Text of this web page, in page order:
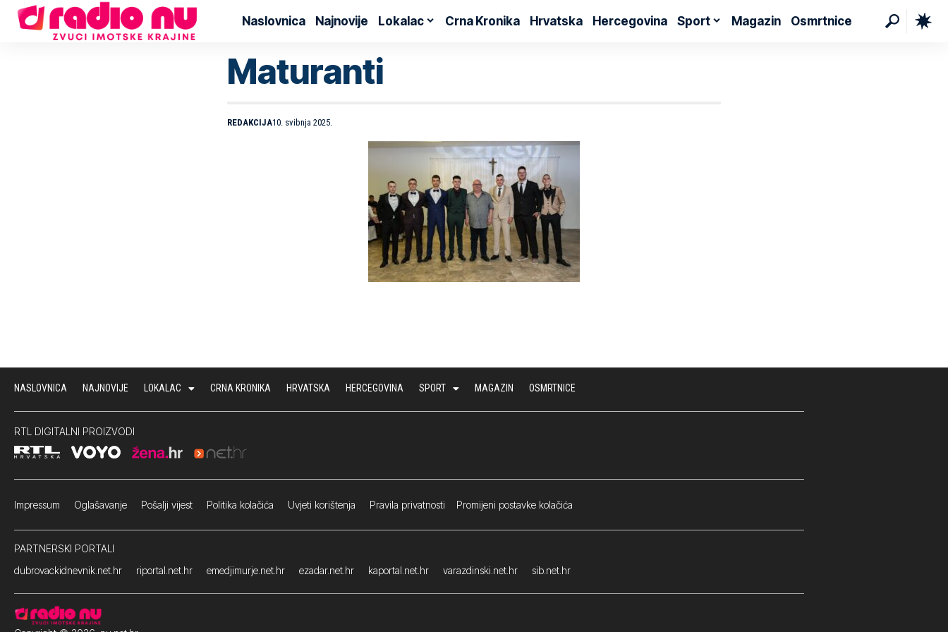
Naslovnica Najnovije Lokalac Crna Kronika Hrvatska Hercegovina Sport Magazin Osmrtnice
Maturanti
REDAKCIJA10. svibnja 2025.
NASLOVNICA NAJNOVIJE LOKALAC CRNA KRONIKA HRVATSKA HERCEGOVINA SPORT MAGAZIN OSMRTNICE
RTL DIGITALNI PROIZVODI
Impressum Oglašavanje Pošalji vijest Politika kolačića Uvjeti korištenja Pravila privatnosti Promijeni postavke kolačića
PARTNERSKI PORTALI
dubrovackidnevnik.net.hr
riportal.net.hr emedjimurje.net.hr ezadar.net.hr kaportal.net.hr varazdinski.net.hr sib.net.hr